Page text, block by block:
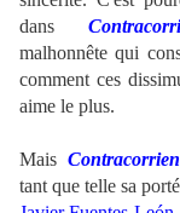
dans
malhonnête qui
comment ces
aime le plus.
Mais
tant que telle sa